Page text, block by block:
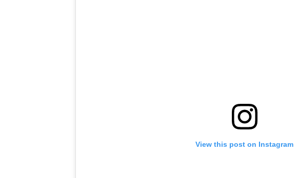
View this post on Instagram